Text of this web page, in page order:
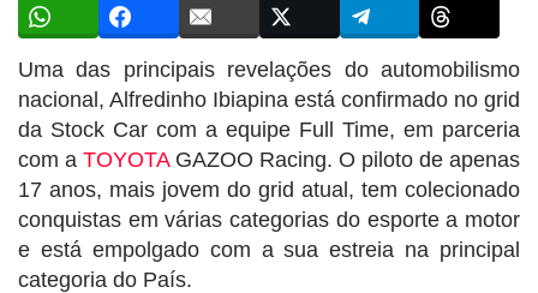
Uma das principais revelações do automobilismo
nacional, Alfredinho Ibiapina está confirmado no grid
da Stock Car com a equipe Full Time, em parceria
com a TOYOTAGAZOO Racing. O piloto de apenas
17 anos, mais jovem do grid atual, tem colecionado
conquistas em várias categorias do esporte a motor
e está empolgado com a sua estreia na principal
categoria do País.